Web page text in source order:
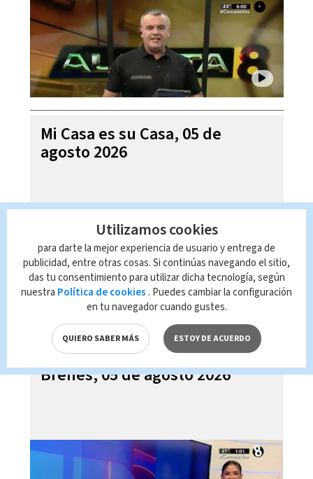
Mi Casa es su Casa, 05 de
agosto 2026
Telediario En Directo con Paula
Brenes, 05 de agosto 2026
Utilizamos cookies
para darte la mejor experiencia de usuario y entrega de
publicidad, entre otras cosas. Si continúas navegando el sitio,
das tu consentimiento para utilizar dicha tecnología, según
nuestra Política de cookies . Puedes cambiar la configuración
en tu navegador cuando gustes.
QUIERO SABER MÁS ESTOY DE ACUERDO